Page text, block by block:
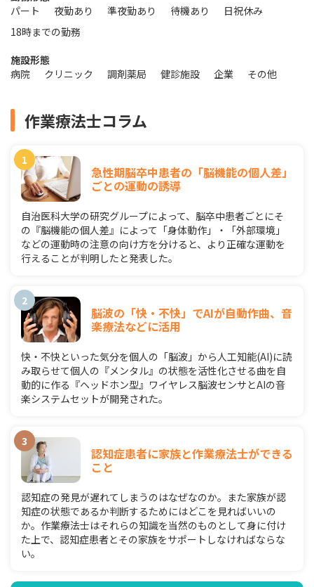
パート
夜勤あり 準夜勤あり 待機あり
日祝休み
18時までの勤務
施設形態
病院
クリニック 調剤薬局 健診施設 企業 その他
作業療法士コラム
急性期脳卒中患者の「脳機能の個人差」
ごとの運動の誘導
自治医科大学の研究グループによって、脳卒中患者ごとにそ
の『脳機能の個人差』によって「身体動作」・「外部環境」
などの運動時の注意の向け方を分けると、より正確な運動を
行えることが判明したと発表した。
脳波の「快・不快」でAIが自動作曲、音
楽療法などに活用
快・不快といった気分を個人の「脳波」から人工知能(AI)に読
み取らせて個人の『メンタル』の状態を活性化させる曲を自
動的に作る『ヘッドホン型』ワイヤレス脳波センサとAIの音
楽システムセットが開発された。
認知症患者に家族と作業療法士ができる
こと
認知症の発見が遅れてしまうのはなぜなのか。また家族が認
知症の状態であるか判断するためにはどこを見ればいいの
か。作業療法士はそれらの知識を当然のものとして身に付け
た上で、認知症患者とその家族をサポートしなければならな
い。